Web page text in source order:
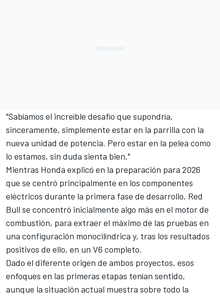
"Sabíamos el increíble desafío que supondría,
sinceramente, simplemente estar en la parrilla con la
nueva unidad de potencia. Pero estar en la pelea como
lo estamos, sin duda sienta bien."
Mientras Honda explicó en la preparación para 2026
que se centró principalmente en los componentes
eléctricos durante la primera fase de desarrollo, Red
Bull se concentró inicialmente algo más en el motor de
combustión, para extraer el máximo de las pruebas en
una configuración monocilíndrica y, tras los resultados
positivos de ello, en un V6 completo.
Dado el diferente origen de ambos proyectos, esos
enfoques en las primeras etapas tenían sentido,
aunque la situación actual muestra sobre todo la